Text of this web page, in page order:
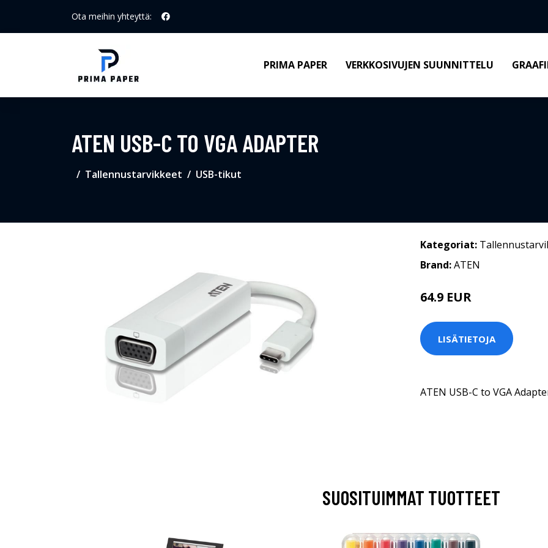
Ota meihin yhteyttä:
PRIMA PAPER VERKKOSIVUJEN SUUNNITTELU
ATEN USB-C TO VGA ADAPTER
Tallennustarvikkeet USB-tikut
Kategoriat:
Brand:ATEN
64.9 EUR
LISÄTIETOJA
ATEN USB-C to VGA
SUOSITUIMMAT TUOTTEET